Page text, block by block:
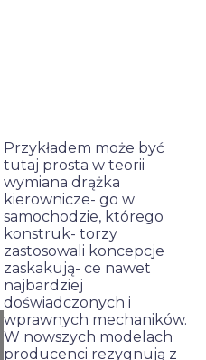
Przykładem może być
tutaj prosta w teorii
wymiana drążka
kierownicze- go w
samochodzie, którego
konstruk- torzy
zastosowali koncepcje
zaskakują- ce nawet
najbardziej
doświadczonych i
wprawnych mechaników.
W nowszych modelach
producenci rezygnują z